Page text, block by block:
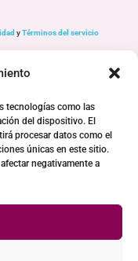
tecnologías como las
del dispositivo. El
procesar datos como el
únicas en este sitio.
negativamente a
yTérminos del servicio